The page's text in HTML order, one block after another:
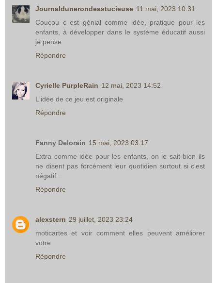
Journaldunerondeastucieuse 11 mai, 2023 10:31
Coucou c est génial comme idée, pratique pour les
enfants, à développer dans le système éducatif aussi
je pense
Répondre
Cyrielle PurpleRain 12 mai, 2023 14:52
L'idée de ce jeu est originale
Répondre
Fanny Delorain 15 mai, 2023 03:17
Extra comme idée pour les enfants, on le sait bien ils
ne disent pas forcément leur quotidien surtout si c'est
négatif...
Répondre
alexstern 29 juillet, 2023 23:24
moticartes et voir comment elles peuvent améliorer
votre
Répondre